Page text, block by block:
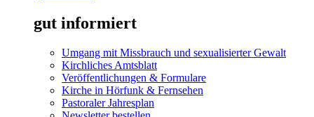
gut informiert
Umgang mit Missbrauch und sexualisierter Gewalt
Kirchliches Amtsblatt
Veröffentlichungen & Formulare
Kirche in Hörfunk & Fernsehen
Pastoraler Jahresplan